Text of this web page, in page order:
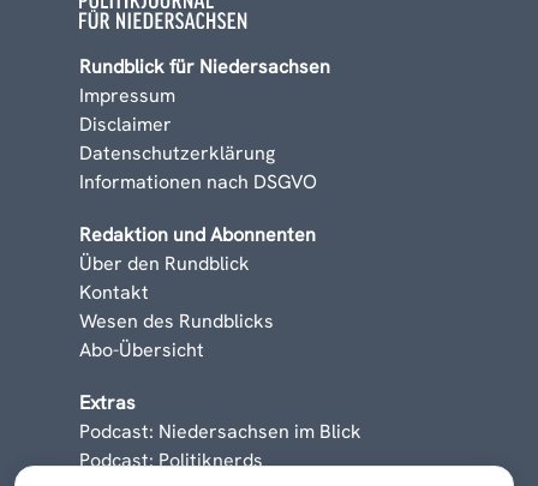
Rundblick für Niedersachsen
Impressum
Disclaimer
Datenschutzerklärung
Informationen nach DSGVO
Redaktion und Abonnenten
Über den Rundblick
Kontakt
Wesen des Rundblicks
Abo-Übersicht
Extras
Podcast: Niedersachsen im Blick
Podcast: Politiknerds